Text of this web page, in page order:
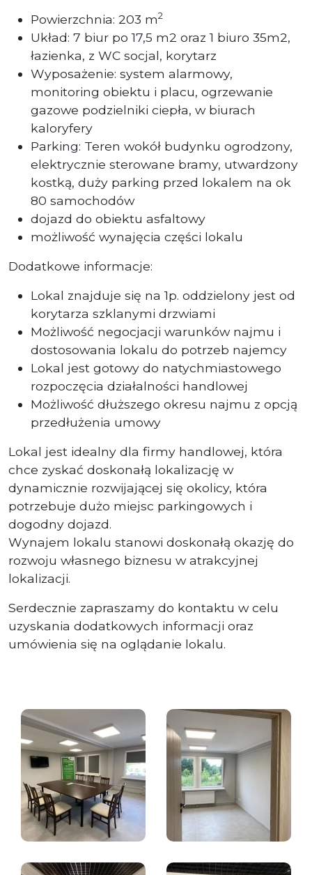
Powierzchnia: 203 m2
Układ: 7 biur po 17,5 m2 oraz 1 biuro 35m2,
łazienka, z WC socjal, korytarz
Wyposażenie: system alarmowy,
monitoring obiektu i placu, ogrzewanie
gazowe podzielniki ciepła, w biurach
kaloryfery
Parking: Teren wokół budynku ogrodzony,
elektrycznie sterowane bramy, utwardzony
kostką, duży parking przed lokalem na ok
80 samochodów
dojazd do obiektu asfaltowy
możliwość wynajęcia części lokalu
Dodatkowe informacje:
Lokal znajduje się na 1p. oddzielony jest od
korytarza szklanymi drzwiami
Możliwość negocjacji warunków najmu i
dostosowania lokalu do potrzeb najemcy
Lokal jest gotowy do natychmiastowego
rozpoczęcia działalności handlowej
Możliwość dłuższego okresu najmu z opcją
przedłużenia umowy
Lokal jest idealny dla firmy handlowej, która
chce zyskać doskonałą lokalizację w
dynamicznie rozwijającej się okolicy, która
potrzebuje dużo miejsc parkingowych i
dogodny dojazd.
Wynajem lokalu stanowi doskonałą okazję do
rozwoju własnego biznesu w atrakcyjnej
lokalizacji.
Serdecznie zapraszamy do kontaktu w celu
uzyskania dodatkowych informacji oraz
umówienia się na oglądanie lokalu.